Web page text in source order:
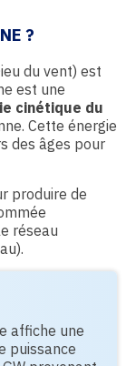
?
du vent) est
est une
cinétique du
Cette énergie
des âges pour
produire de
réseau
affiche une
puissance